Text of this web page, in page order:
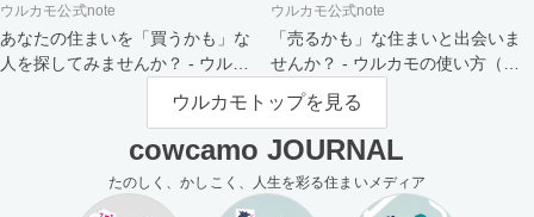
ウルカモ公式note
あなたの住まいを「買うかも」な
人を探してみませんか？ - ウルカ
ウルカモ公式note
「売るかも」な住まいと出会いま
せんか？ - ウルカモの使い方（買
主さま向け）
ウルカモトップを見る
cowcamo JOURNAL
たのしく、かしこく、人生を彩る住まいメディア